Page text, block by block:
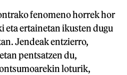
fenomeno horrek hor
eta ertainetan ikusten dugu
Jendeak entzierro,
pentsatzen du,
loturik,